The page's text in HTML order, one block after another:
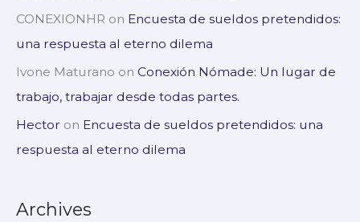
CONEXIONHR on Encuesta de sueldos pretendidos:
una respuesta al eterno dilema
Ivone Maturano on Conexión Nómade: Un lugar de
trabajo, trabajar desde todas partes.
Hector on Encuesta de sueldos pretendidos: una
respuesta al eterno dilema
Archives